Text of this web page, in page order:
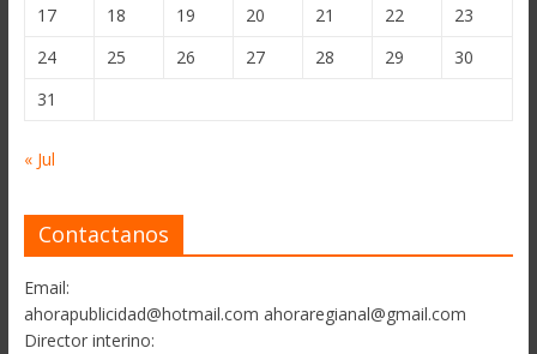
17
18 19 20 21 22
23
24
25 26 27 28 29
30
31
« Jul
Contactanos
Email:
ahorapublicidad@hotmail.com ahoraregianal@gmail.com
Director interino: